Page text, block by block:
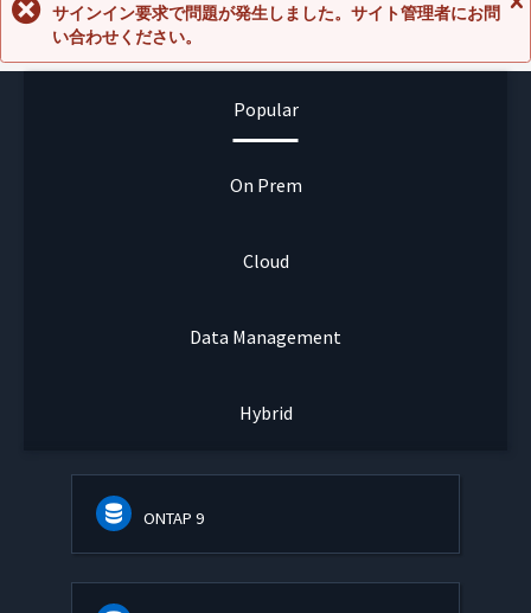
セ
サインイン要求で問題が発生しました。サイト管理者にお問
い合わせください。
Popular
On Prem
Cloud
Data Management
Hybrid
ONTAP 9